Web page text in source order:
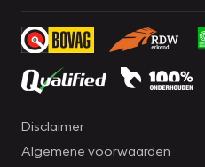
Disclaimer
Algemene voorwaarden